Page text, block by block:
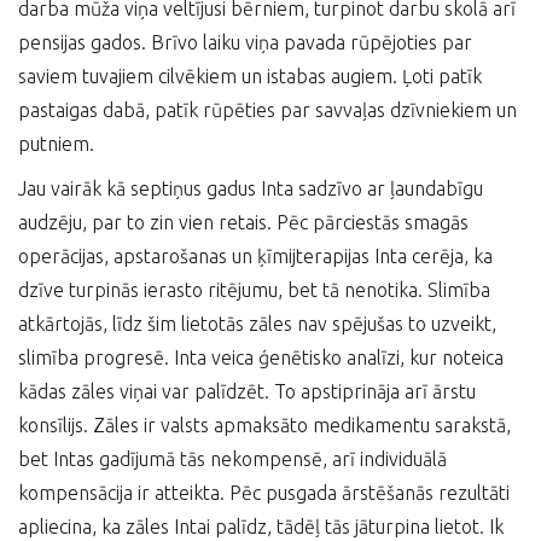
darba mūža viņa veltījusi bērniem, turpinot darbu skolā arī
pensijas gados. Brīvo laiku viņa pavada rūpējoties par
saviem tuvajiem cilvēkiem un istabas augiem. Ļoti patīk
pastaigas dabā, patīk rūpēties par savvaļas dzīvniekiem un
putniem.
Jau vairāk kā septiņus gadus Inta sadzīvo ar ļaundabīgu
audzēju, par to zin vien retais. Pēc pārciestās smagās
operācijas, apstarošanas un ķīmijterapijas Inta cerēja, ka
dzīve turpinās ierasto ritējumu, bet tā nenotika. Slimība
atkārtojās, līdz šim lietotās zāles nav spējušas to uzveikt,
slimība progresē. Inta veica ģenētisko analīzi, kur noteica
kādas zāles viņai var palīdzēt. To apstiprināja arī ārstu
konsīlijs. Zāles ir valsts apmaksāto medikamentu sarakstā,
bet Intas gadījumā tās nekompensē, arī individuālā
kompensācija ir atteikta. Pēc pusgada ārstēšanās rezultāti
apliecina, ka zāles Intai palīdz, tādēļ tās jāturpina lietot. Ik